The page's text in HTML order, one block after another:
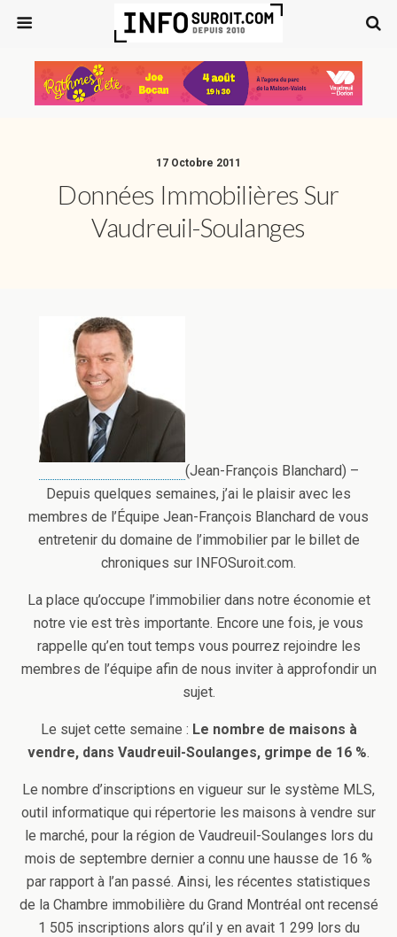
17 Octobre 2011
Données Immobilières Sur
Vaudreuil-Soulanges
(Jean-François Blanchard) –
Depuis quelques semaines, j’ai le plaisir avec les
membres de l’Équipe Jean-François Blanchard de vous
entretenir du domaine de l’immobilier par le billet de
chroniques sur INFOSuroit.com.
La place qu’occupe l’immobilier dans notre économie et
notre vie est très importante. Encore une fois, je vous
rappelle qu’en tout temps vous pourrez rejoindre les
membres de l’équipe afin de nous inviter à approfondir un
sujet.
Le sujet cette semaine : Le nombre de maisons à
vendre, dans Vaudreuil-Soulanges, grimpe de 16 %.
Le nombre d’inscriptions en vigueur sur le système MLS,
outil informatique qui répertorie les maisons à vendre sur
le marché, pour la région de Vaudreuil-Soulanges lors du
mois de septembre dernier a connu une hausse de 16 %
par rapport à l’an passé. Ainsi, les récentes statistiques
de la Chambre immobilière du Grand Montréal ont recensé
1 505 inscriptions alors qu’il y en avait 1 299 lors du